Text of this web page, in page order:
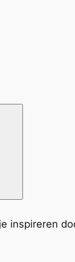
inspireren